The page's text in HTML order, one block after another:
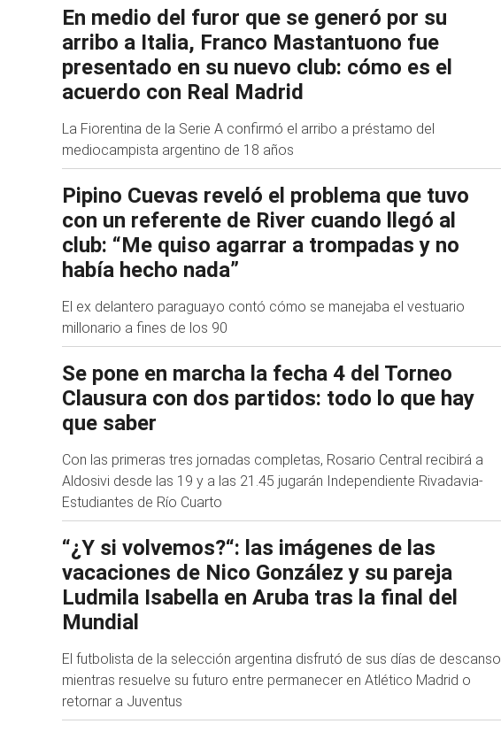
En medio del furor que se generó por su
arribo a Italia, Franco Mastantuono fue
presentado en su nuevo club: cómo es el
acuerdo con Real Madrid
La Fiorentina de la Serie A confirmó el arribo a préstamo del
mediocampista argentino de 18 años
Pipino Cuevas reveló el problema que tuvo
con un referente de River cuando llegó al
club: “Me quiso agarrar a trompadas y no
había hecho nada”
El ex delantero paraguayo contó cómo se manejaba el vestuario
millonario a fines de los 90
Se pone en marcha la fecha 4 del Torneo
Clausura con dos partidos: todo lo que hay
que saber
Con las primeras tres jornadas completas, Rosario Central recibirá a
Aldosivi desde las 19 y a las 21.45 jugarán Independiente Rivadavia-
Estudiantes de Río Cuarto
“¿Y si volvemos?“: las imágenes de las
vacaciones de Nico González y su pareja
Ludmila Isabella en Aruba tras la final del
Mundial
El futbolista de la selección argentina disfrutó de sus días de descanso
mientras resuelve su futuro entre permanecer en Atlético Madrid o
retornar a Juventus